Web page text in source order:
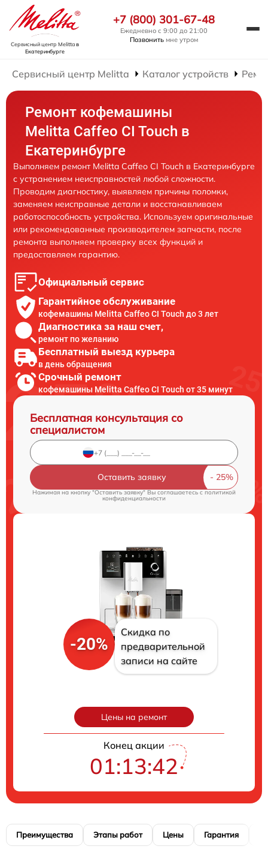
Сервисный центр Melittaв
Екатеринбурге
+7 (800) 301-67-48
Ежедневно с 9:00 до 21:00
Позвонить мне утром
Сервисный центр Melitta Каталог устройств
Ремонт кофемашины
Melitta Caffeo CI Touch в
Екатеринбурге
Выполняем ремонт Melitta Caffeo CI Touch в Екатеринбурге
с устранением неисправностей любой сложности.
Проводим диагностику, выявляем причины поломки,
заменяем неисправные детали и восстанавливаем
работоспособность устройства. Используем оригинальные
или рекомендованные производителем запчасти, после
ремонта выполняем проверку всех функций и
предоставляем гарантию.
Официальный сервис
Гарантийное обслуживание
кофемашины Melitta Caffeo CI Touch до 3 лет
Диагностика за наш счет,
ремонт по желанию
Бесплатный выезд курьера
в день обращения
Срочный ремонт
кофемашины Melitta Caffeo CI Touch от 35 минут
Бесплатная консультация со
специалистом
Оставить заявку
Нажимая на кнопку "Оставить заявку" Вы соглашаетесь cполитикой
конфиденциальности
-20%
Скидка по
предварительной
записи на сайте
Цены на ремонт
Конец акции
01:13:41
Преимущества Этапы работ Цены Гарантия